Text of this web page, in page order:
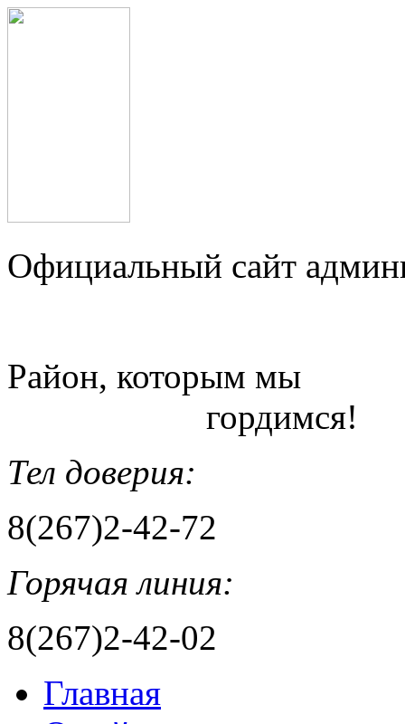
Официальный сайт
Район, которым мы
гордимся!
Тел доверия:
8(267)2-42-72
Горячая линия:
8(267)2-42-02
Главная